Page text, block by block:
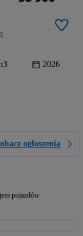
2026
ogłoszenia
pojazdów